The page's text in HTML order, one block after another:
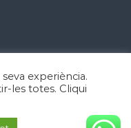
Llobregat Todos los derechos
experiència.
les totes. Cliqui